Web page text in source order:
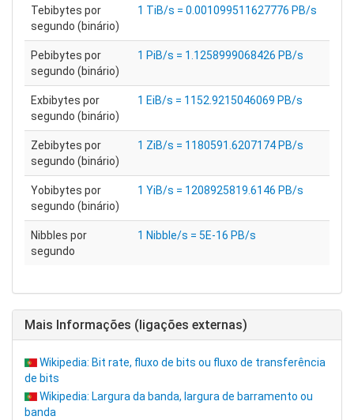
Tebibytes por
segundo (binário)
1 TiB/s = 0.001099511627776 PB/s
Pebibytes por
segundo (binário)
1 PiB/s = 1.1258999068426 PB/s
Exbibytes por
segundo (binário)
1 EiB/s = 1152.9215046069 PB/s
Zebibytes por
segundo (binário)
1 ZiB/s = 1180591.6207174 PB/s
Yobibytes por
segundo (binário)
1 YiB/s = 1208925819.6146 PB/s
Nibbles por
segundo
1 Nibble/s = 5E-16 PB/s
Mais Informações (ligações externas)
Wikipedia: Bit rate, fluxo de bits ou fluxo de transferência
de bits
Wikipedia: Largura da banda, largura de barramento ou
banda